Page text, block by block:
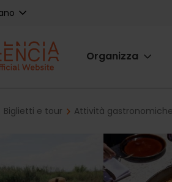
Main
Organizza
Biglietti e tour Attività